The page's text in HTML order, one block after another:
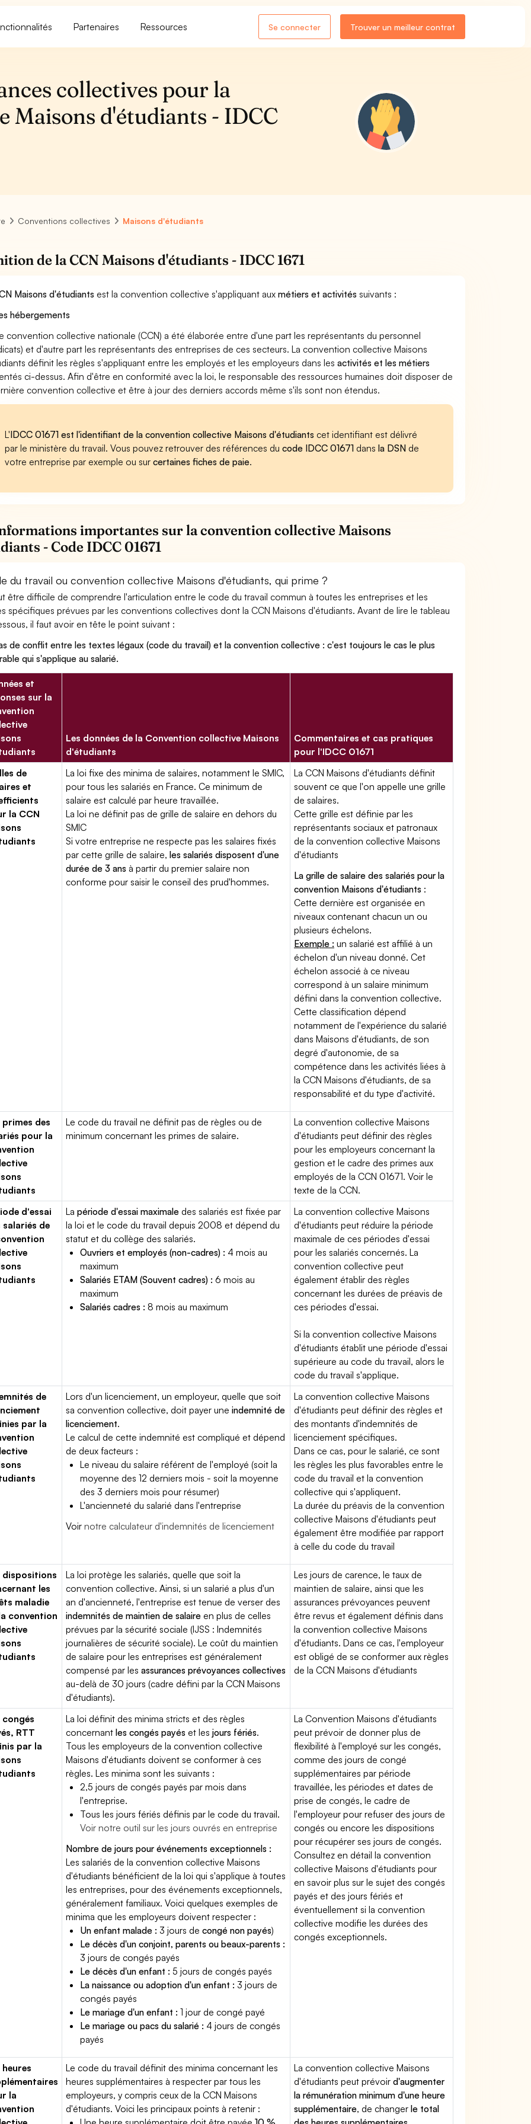
Partenaires Ressources Se connecter Trouver un meilleur contrat
collectives pour la
Maisons d'étudiants - IDCC
Conventions collectives Maisons d'étudiants
de la CCN Maisons d'étudiants - IDCC 1671
Maisons d'étudiants est la convention collective s'appliquant auxmétiers et activités suivants :
hébergements
convention collective nationale (CCN) a été élaborée entre d'une part les représentants du personnel
et d'autre part les représentants des entreprises de ces secteurs. La convention collective Maisons
définit les règles s'appliquant entre les employés et les employeurs dans lesactivités et les métiers
ci-dessus. Afin d'être en conformité avec la loi, le responsable des ressources humaines doit disposer de
convention collective et être à jour des derniers accords même s'ils sont non étendus.
L'IDCC 01671 est l'identifiant de la convention collective Maisons d'étudiants cet identifiant est délivré
par le ministère du travail. Vous pouvez retrouver des références ducode IDCC 01671 dansla DSN de
votre entreprise par exemple ou surcertaines fiches de paie.
importantes sur la convention collective Maisons
- Code IDCC 01671
du travail ou convention collective Maisons d'étudiants, qui prime ?
être difficile de comprendre l'articulation entre le code du travail commun à toutes les entreprises et les
spécifiques prévues par les conventions collectives dont la CCN Maisons d'étudiants. Avant de lire le tableau
il faut avoir en tête le point suivant :
de conflit entre les textes légaux (code du travail) et la convention collective : c'est toujours le cas le plus
qui s'applique au salarié.
et
sur la
Les données de la Convention collective Maisons
d'étudiants
Commentaires et cas pratiques
pour l'IDCC 01671
de
et
la CCN
La loi fixe des minima de salaires, notamment le SMIC,
pour tous les salariés en France. Ce minimum de
salaire est calculé par heure travaillée.
La loi ne définit pas de grille de salaire en dehors du
SMIC
Si votre entreprise ne respecte pas les salaires fixés
par cette grille de salaire,les salariés disposent d'une
durée de 3 ans à partir du premier salaire non
conforme pour saisir le conseil des prud'hommes.
La CCN Maisons d'étudiants définit
souvent ce que l'on appelle une grille
de salaires.
Cette grille est définie par les
représentants sociaux et patronaux
de la convention collective Maisons
d'étudiants
La grille de salaire des salariés pour la
convention Maisons d'étudiants :
Cette dernière est organisée en
niveaux contenant chacun un ou
plusieurs échelons.
Exemple : un salarié est affilié à un
échelon d'un niveau donné. Cet
échelon associé à ce niveau
correspond à un salaire minimum
défini dans la convention collective.
Cette classification dépend
notamment de l'expérience du salarié
dans Maisons d'étudiants, de son
degré d'autonomie, de sa
compétence dans les activités liées à
la CCN Maisons d'étudiants, de sa
responsabilité et du type d'activité.
primes des
pour la
Le code du travail ne définit pas de règles ou de
minimum concernant les primes de salaire.
La convention collective Maisons
d'étudiants peut définir des règles
pour les employeurs concernant la
gestion et le cadre des primes aux
employés de la CCN 01671. Voir le
texte de la CCN.
d'essai
salariés de
Lapériode d'essai maximale des salariés est fixée par
la loi et le code du travail depuis 2008 et dépend du
statut et du collège des salariés.
Ouvriers et employés (non-cadres) : 4 mois au
maximum
Salariés ETAM (Souvent cadres) : 6 mois au
maximum
Salariés cadres : 8 mois au maximum
La convention collective Maisons
d'étudiants peut réduire la période
maximale de ces périodes d'essai
pour les salariés concernés. La
convention collective peut
également établir des règles
concernant les durées de préavis de
ces périodes d'essai.
Si la convention collective Maisons
d'étudiants établit une période d'essai
supérieure au code du travail, alors le
code du travail s'applique.
de
par la
Lors d'un licenciement, un employeur, quelle que soit
sa convention collective, doit payer uneindemnité de
licenciement.
Le calcul de cette indemnité est compliqué et dépend
de deux facteurs :
Le niveau du salaire référent de l'employé (soit la
moyenne des 12 derniers mois - soit la moyenne
des 3 derniers mois pour résumer)
L'ancienneté du salarié dans l'entreprise
Voirnotre calculateur d'indemnités de licenciement
La convention collective Maisons
d'étudiants peut définir des règles et
des montants d'indemnités de
licenciement spécifiques.
Dans ce cas, pour le salarié, ce sont
les règles les plus favorables entre le
code du travail et la convention
collective qui s'appliquent.
La durée du préavis de la convention
collective Maisons d'étudiants peut
également être modifiée par rapport
à celle du code du travail
dispositions
les
maladie
convention
La loi protège les salariés, quelle que soit la
convention collective. Ainsi, si un salarié a plus d'un
an d'ancienneté, l'entreprise est tenue de verser des
indemnités de maintien de salaire en plus de celles
prévues par la sécurité sociale (IJSS : Indemnités
journalières de sécurité sociale). Le coût du maintien
de salaire pour les entreprises est généralement
compensé par lesassurances prévoyances collectives
au-delà de 30 jours (cadre défini par la CCN Maisons
d'étudiants).
Les jours de carence, le taux de
maintien de salaire, ainsi que les
assurances prévoyances peuvent
être revus et également définis dans
la convention collective Maisons
d'étudiants. Dans ce cas, l'employeur
est obligé de se conformer aux règles
de la CCN Maisons d'étudiants
congés
RTT
par la
La loi définit des minima stricts et des règles
concernantles congés payés et lesjours fériés.
Tous les employeurs de la convention collective
Maisons d'étudiants doivent se conformer à ces
règles. Les minima sont les suivants :
2,5 jours de congés payés par mois dans
l'entreprise.
Tous les jours fériés définis par le code du travail.
Voir notre outil sur les jours ouvrés en entreprise
Nombre de jours pour événements exceptionnels :
Les salariés de la convention collective Maisons
d'étudiants bénéficient de la loi qui s'applique à toutes
les entreprises, pour des événements exceptionnels,
généralement familiaux. Voici quelques exemples de
minima que les employeurs doivent respecter :
Un enfant malade : 3 jours decongé non payés)
Le décès d'un conjoint, parents ou beaux-parents :
3 jours de congés payés
Le décès d'un enfant : 5 jours de congés payés
La naissance ou adoption d'un enfant : 3 jours de
congés payés
Le mariage d'un enfant : 1 jour de congé payé
Le mariage ou pacs du salarié : 4 jours de congés
payés
La Convention Maisons d'étudiants
peut prévoir de donner plus de
flexibilité à l'employé sur les congés,
comme des jours de congé
supplémentaires par période
travaillée, les périodes et dates de
prise de congés, le cadre de
l'employeur pour refuser des jours de
congés ou encore les dispositions
pour récupérer ses jours de congés.
Consultez en détail la convention
collective Maisons d'étudiants pour
en savoir plus sur le sujet des congés
payés et des jours fériés et
éventuellement si la convention
collective modifie les durées des
congés exceptionnels.
heures
la
Le code du travail définit des minima concernant les
heures supplémentaires à respecter par tous les
employeurs, y compris ceux de la CCN Maisons
d'étudiants. Voici les principaux points à retenir :
La convention collective Maisons
d'étudiants peut prévoird'augmenter
la rémunération minimum d'une heure
supplémentaire, de changerle total